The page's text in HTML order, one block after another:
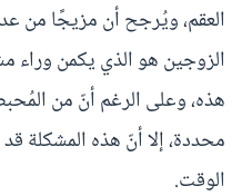
العقم، ويُرجح أن مزيجًا من
الزوجين هو الذي يكمن وراء
هذه، وعلى الرغم أنّ من
محددة، إلا أنّ هذه المشكلة
الوقت.